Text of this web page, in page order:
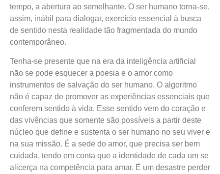
tempo, a abertura ao semelhante. O ser humano torna-se,
assim, inábil para dialogar, exercício essencial à busca
de sentido nesta realidade tão fragmentada do mundo
contemporâneo.
Tenha-se presente que na era da inteligência artificial
não se pode esquecer a poesia e o amor como
instrumentos de salvação do ser humano. O algoritmo
não é capaz de promover as experiências essenciais que
conferem sentido à vida. Esse sentido vem do coração e
das vivências que somente são possíveis a partir deste
núcleo que define e sustenta o ser humano no seu viver e
na sua missão. É a sede do amor, que precisa ser bem
cuidada, tendo em conta que a identidade de cada um se
alicerça na competência para amar. É um desastre perder